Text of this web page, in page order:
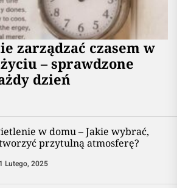
zarządzać czasem w
– sprawdzone
dzień
w domu – Jakie wybrać,
przytulną atmosferę?
Lutego, 2025